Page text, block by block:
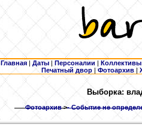
Главная | Даты | Персоналии | Коллективы
Печатный двор |Фотоархив |
Выборка:
Фотоархив>- Событие не